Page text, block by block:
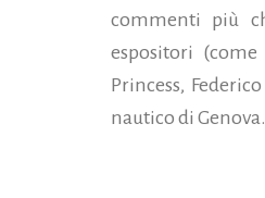
commenti più
espositori
Princess,
nautico di